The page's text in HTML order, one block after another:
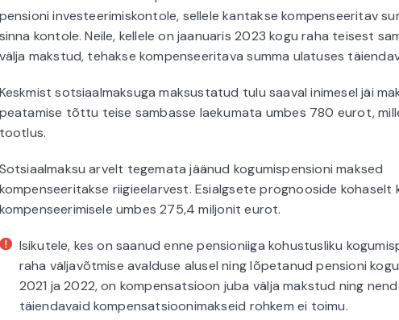
pensioni investeerimiskontole, sellele kantakse kompenseeritav
sinna kontole. Neile, kellele on jaanuaris 2023 kogu raha teisest
välja makstud, tehakse kompenseeritava summa ulatuses
Keskmist sotsiaalmaksuga maksustatud tulu saaval inimesel jäi
peatamise tõttu teise sambasse laekumata umbes 780 eurot,
tootlus.
Sotsiaalmaksu arvelt tegemata jäänud kogumispensioni maksed
kompenseeritakse riigieelarvest. Esialgsete prognooside kohaselt
kompenseerimisele umbes 275,4 miljonit eurot.
Isikutele, kes on saanud enne pensioniiga kohustusliku
raha väljavõtmise avalduse alusel ning lõpetanud pensioni
2021 ja 2022, on kompensatsioon juba välja makstud ning
täiendavaid kompensatsioonimakseid rohkem ei toimu.